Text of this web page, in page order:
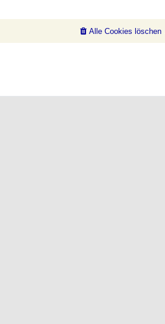
Alle Cookies löschen